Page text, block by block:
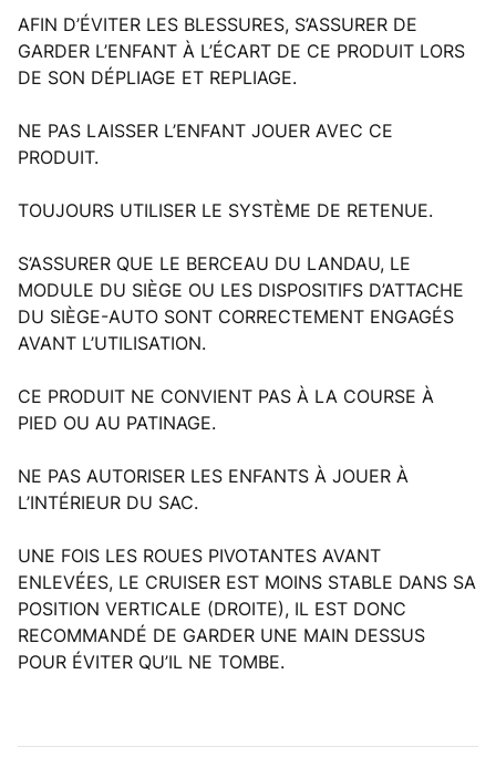
AFIN D’ÉVITER LES BLESSURES, S’ASSURER DE
GARDER L’ENFANT À L’ÉCART DE CE PRODUIT LORS
DE SON DÉPLIAGE ET REPLIAGE.
NE PAS LAISSER L’ENFANT JOUER AVEC CE
PRODUIT.
TOUJOURS UTILISER LE SYSTÈME DE RETENUE.
S’ASSURER QUE LE BERCEAU DU LANDAU, LE
MODULE DU SIÈGE OU LES DISPOSITIFS D’ATTACHE
DU SIÈGE-AUTO SONT CORRECTEMENT ENGAGÉS
AVANT L’UTILISATION.
CE PRODUIT NE CONVIENT PAS À LA COURSE À
PIED OU AU PATINAGE.
NE PAS AUTORISER LES ENFANTS À JOUER À
L’INTÉRIEUR DU SAC.
UNE FOIS LES ROUES PIVOTANTES AVANT
ENLEVÉES, LE CRUISER EST MOINS STABLE DANS SA
POSITION VERTICALE (DROITE), IL EST DONC
RECOMMANDÉ DE GARDER UNE MAIN DESSUS
POUR ÉVITER QU’IL NE TOMBE.